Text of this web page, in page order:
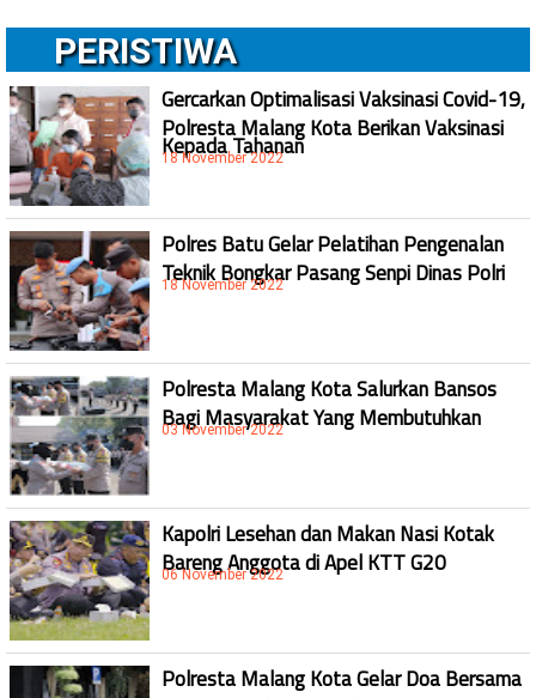
PERISTIWA
Gercarkan Optimalisasi Vaksinasi Covid-19,
Polresta Malang Kota Berikan Vaksinasi
Kepada Tahanan
18 November 2022
Polres Batu Gelar Pelatihan Pengenalan
Teknik Bongkar Pasang Senpi Dinas Polri
18 November 2022
Polresta Malang Kota Salurkan Bansos
Bagi Masyarakat Yang Membutuhkan
03 November 2022
Kapolri Lesehan dan Makan Nasi Kotak
Bareng Anggota di Apel KTT G20
06 November 2022
Polresta Malang Kota Gelar Doa Bersama